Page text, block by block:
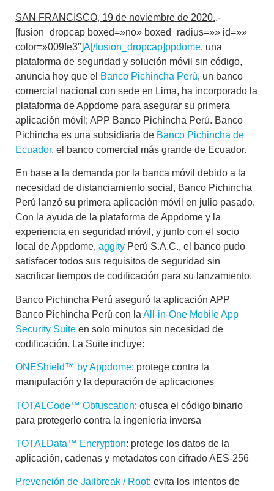
SAN FRANCISCO, 19 de noviembre de 2020..-
[fusion_dropcap boxed=»no» boxed_radius=»» id=»»
color=»009fe3″]A[/fusion_dropcap]ppdome, una
plataforma de seguridad y solución móvil sin código,
anuncia hoy que el Banco Pichincha Perú, un banco
comercial nacional con sede en Lima, ha incorporado la
plataforma de Appdome para asegurar su primera
aplicación móvil; APP Banco Pichincha Perú. Banco
Pichincha es una subsidiaria de Banco Pichincha de
Ecuador, el banco comercial más grande de Ecuador.
En base a la demanda por la banca móvil debido a la
necesidad de distanciamiento social, Banco Pichincha
Perú lanzó su primera aplicación móvil en julio pasado.
Con la ayuda de la plataforma de Appdome y la
experiencia en seguridad móvil, y junto con el socio
local de Appdome, aggity Perú S.A.C., el banco pudo
satisfacer todos sus requisitos de seguridad sin
sacrificar tiempos de codificación para su lanzamiento.
Banco Pichincha Perú aseguró la aplicación APP
Banco Pichincha Perú con la All-in-One Mobile App
Security Suite en solo minutos sin necesidad de
codificación. La Suite incluye:
ONEShield™ by Appdome: protege contra la
manipulación y la depuración de aplicaciones
TOTALCode™ Obfuscation: ofusca el código binario
para protegerlo contra la ingeniería inversa
TOTALData™ Encryption: protege los datos de la
aplicación, cadenas y metadatos con cifrado AES-256
Prevención de Jailbreak / Root: evita los intentos de